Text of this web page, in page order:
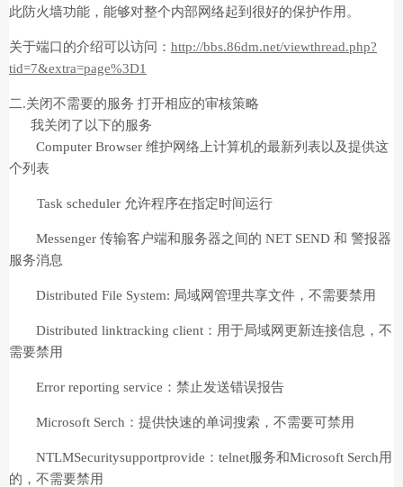
此防火墙功能，能够对整个内部网络起到很好的保护作用。
关于端口的介绍可以访问： http://bbs.86dm.net/viewthread.php?
tid=7&extra=page%3D1
二.关闭不需要的服务 打开相应的审核策略
我关闭了以下的服务
Computer Browser 维护网络上计算机的最新列表以及提供这
个列表
Task scheduler 允许程序在指定时间运行
Messenger 传输客户端和服务器之间的 NET SEND 和 警报器
服务消息
Distributed File System: 局域网管理共享文件，不需要禁用
Distributed linktracking client：用于局域网更新连接信息，不
需要禁用
Error reporting service：禁止发送错误报告
Microsoft Serch：提供快速的单词搜索，不需要可禁用
NTLMSecuritysupportprovide：telnet服务和Microsoft Serch用
的，不需要禁用